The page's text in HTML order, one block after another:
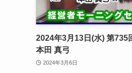
2024年3月13日(水) 第
本田 真弓
2024年3月6日